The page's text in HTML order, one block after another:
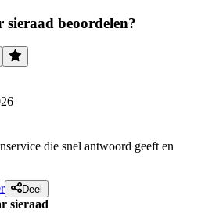
sieraad beoordelen?
die snel antwoord geeft en
Deel
sieraad